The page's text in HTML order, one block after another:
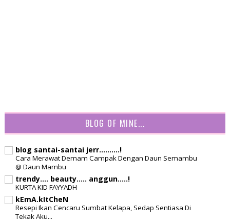
BLOG OF MINE...
blog santai-santai jerr..........!
Cara Merawat Demam Campak Dengan Daun Semambu
@ Daun Mambu
trendy.... beauty..... anggun.....!
KURTA KID FAYYADH
kEmA.kItCheN
Resepi Ikan Cencaru Sumbat Kelapa, Sedap Sentiasa Di
Tekak Aku...